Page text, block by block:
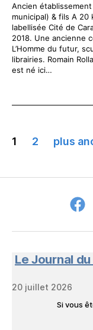
Ancien
municipal) & fils A 20
labellisée Cité de
2018. Une ancienne
L’Homme du futur,
librairies. Romain
est né ici…
DES
PUBLICATIONS
1 2 plus
NeL
Le Journal
20 juillet 2026
Si vous